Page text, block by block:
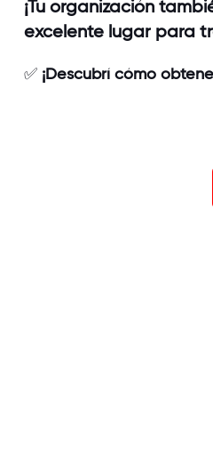
¡Tu organización
excelente lugar para
✅ ¡Descubrí cómo